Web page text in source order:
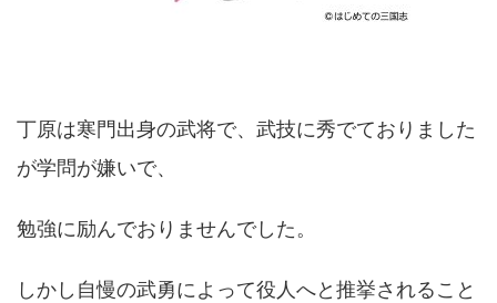
丁原は寒門出身の武将で、武技に秀でておりました
が学問が嫌いで、
勉強に励んでおりませんでした。
しかし自慢の武勇によって役人へと推挙されること